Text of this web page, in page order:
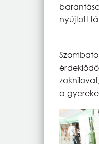
nyújtott
a